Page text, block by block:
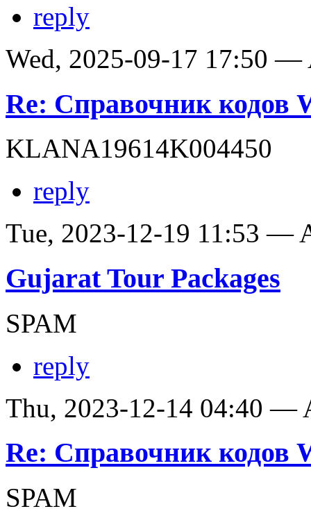
reply
Wed, 2025-09-17 17:50 —
Re: Справочник кодов
KLANA19614K004450
reply
Tue, 2023-12-19 11:53 —
Gujarat Tour Packages
SPAM
reply
Thu, 2023-12-14 04:40 —
Re: Справочник кодов
SPAM